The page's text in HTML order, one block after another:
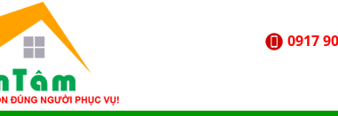
0917